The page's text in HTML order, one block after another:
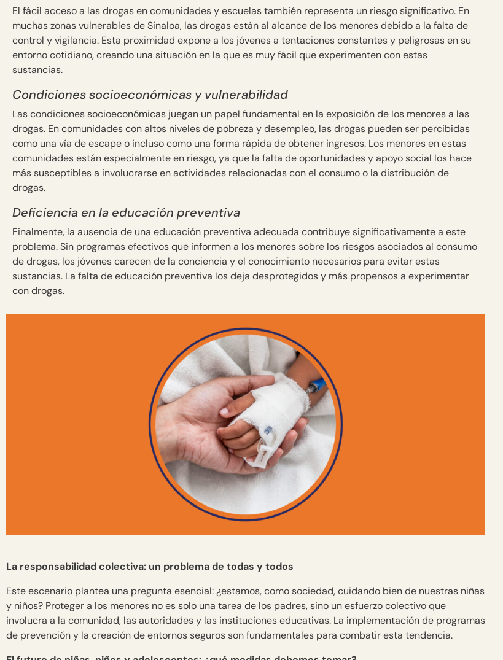
El fácil acceso a las drogas en comunidades y escuelas también representa un riesgo significativo. En
muchas zonas vulnerables de Sinaloa, las drogas están al alcance de los menores debido a la falta de
control y vigilancia. Esta proximidad expone a los jóvenes a tentaciones constantes y peligrosas en su
entorno cotidiano, creando una situación en la que es muy fácil que experimenten con estas
sustancias.
Condiciones socioeconómicas y vulnerabilidad
Las condiciones socioeconómicas juegan un papel fundamental en la exposición de los menores a las
drogas. En comunidades con altos niveles de pobreza y desempleo, las drogas pueden ser percibidas
como una vía de escape o incluso como una forma rápida de obtener ingresos. Los menores en estas
comunidades están especialmente en riesgo, ya que la falta de oportunidades y apoyo social los hace
más susceptibles a involucrarse en actividades relacionadas con el consumo o la distribución de
drogas.
Deficiencia en la educación preventiva
Finalmente, la ausencia de una educación preventiva adecuada contribuye significativamente a este
problema. Sin programas efectivos que informen a los menores sobre los riesgos asociados al consumo
de drogas, los jóvenes carecen de la conciencia y el conocimiento necesarios para evitar estas
sustancias. La falta de educación preventiva los deja desprotegidos y más propensos a experimentar
con drogas.
La responsabilidad colectiva: un problema de todas y todos
Este escenario plantea una pregunta esencial: ¿estamos, como sociedad, cuidando bien de nuestras niñas
y niños? Proteger a los menores no es solo una tarea de los padres, sino un esfuerzo colectivo que
involucra a la comunidad, las autoridades y las instituciones educativas. La implementación de programas
de prevención y la creación de entornos seguros son fundamentales para combatir esta tendencia.